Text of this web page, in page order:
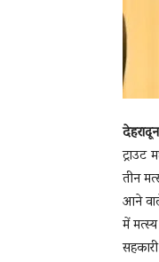
तीन
आने
में